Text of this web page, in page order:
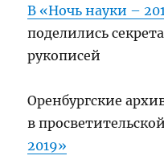
В «Ночь науки –
поделились
рукописей
Оренбургские
в
2019»